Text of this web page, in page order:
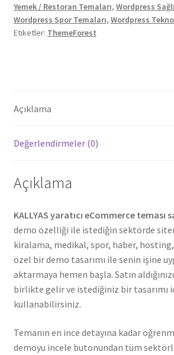
Yemek / Restoran Temaları, Wordpress
Wordpress Spor Temaları, Wordpress
Etiketler: ThemeForest
Açıklama
Değerlendirmeler (0)
Açıklama
KALLYAS yaratıcı eCommerce teması
demo özelliği ile istediğin sektörde
kiralama, medikal, spor, haber,
özel bir demo tasarımı ile senin işine
aktarmaya hemen başla. Satın
birlikte gelir ve istediğiniz bir tasarımı
kullanabilirsiniz.
Temanın en ince detayına kadar
demoyu incele butonundan tüm